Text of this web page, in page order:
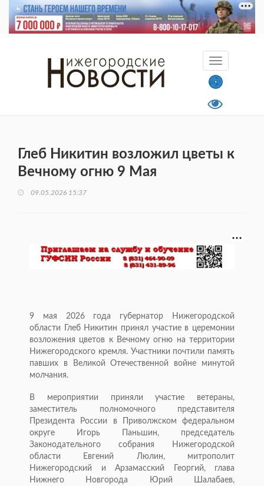
Глеб Никитин возложил цветы к
Вечному огню 9 Мая
09.05.2026 15:37
9 мая 2026 года губернатор Нижегородской
области Глеб Никитин принял участие в церемонии
возложения цветов к Вечному огню на территории
Нижегородского кремля. Участники почтили память
павших в Великой Отечественной войне минутой
молчания.
В мероприятии приняли участие ветераны,
заместитель полномочного представителя
Президента России в Приволжском федеральном
округе Игорь Паньшин, председатель
Законодательного собрания Нижегородской
области Евгений Люлин, митрополит
Нижегородский и Арзамасский Георгий, глава
Нижнего Новгорода Юрий Шалабаев,